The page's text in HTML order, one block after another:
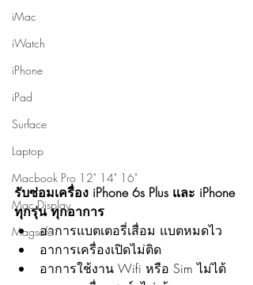
iMac
iWatch
iPhone
iPad
Surface
Laptop
Macbook Pro 12" 14" 16"
Mac Display
Magsafe
รับซ่อมเครื่อง iPhone 6s Plus และ iPhone
ทุกรุ่น ทุกอาการ
อาการแบตเตอรี่เสื่อม แบตหมดไว
อาการเครื่องเปิดไม่ติด
อาการใช้งาน Wifi หรือ Sim ไม่ได้